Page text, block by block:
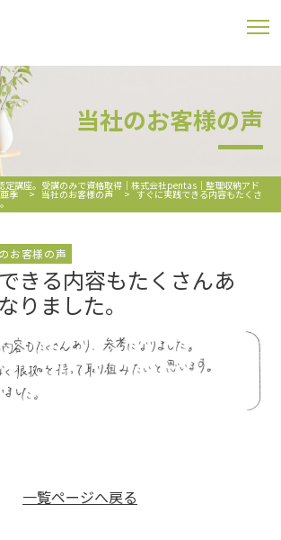
当社のお客様の声
定講座。受講のみで資格取得｜株式会社pentas｜整理収納アド
季 > 当社のお客様の声 > すぐに実践できる内容もたくさ
お客様の声
きる内容もたくさんあ
りました。
一覧ページへ戻る